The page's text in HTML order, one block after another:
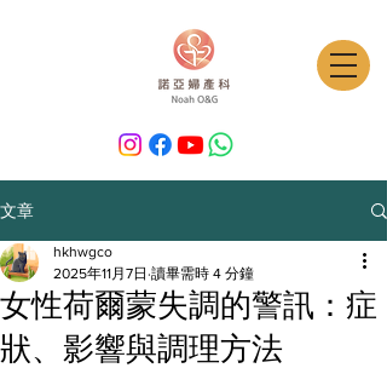
文章
女性荷爾蒙失調的警訊：症
狀、影響與調理方法
hkhwgco
2025年11月7日 讀畢需時 4 分鐘